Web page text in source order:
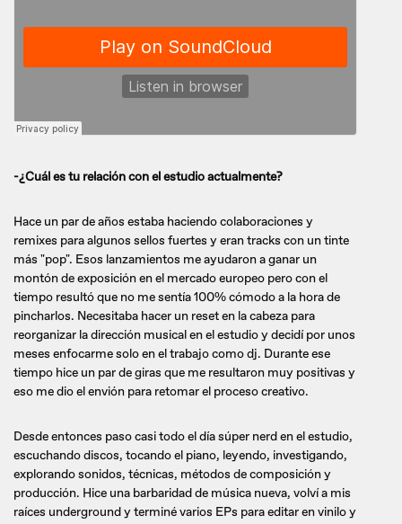
-¿Cuál es tu relación con el estudio actualmente?
Hace un par de años estaba haciendo colaboraciones y
remixes para algunos sellos fuertes y eran tracks con un tinte
más "pop". Esos lanzamientos me ayudaron a ganar un
montón de exposición en el mercado europeo pero con el
tiempo resultó que no me sentía 100% cómodo a la hora de
pincharlos. Necesitaba hacer un reset en la cabeza para
reorganizar la dirección musical en el estudio y decidí por unos
meses enfocarme solo en el trabajo como dj. Durante ese
tiempo hice un par de giras que me resultaron muy positivas y
eso me dio el envión para retomar el proceso creativo.
Desde entonces paso casi todo el día súper nerd en el estudio,
escuchando discos, tocando el piano, leyendo, investigando,
explorando sonidos, técnicas, métodos de composición y
producción. Hice una barbaridad de música nueva, volví a mis
raíces underground y terminé varios EPs para editar en vinilo y